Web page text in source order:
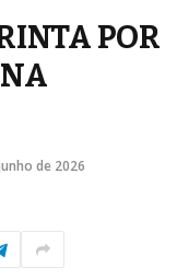
POR
de 2026